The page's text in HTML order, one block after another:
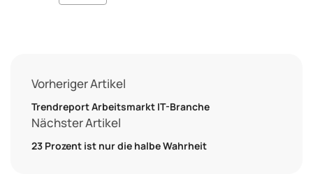
Vorheriger Artikel
Trendreport Arbeitsmarkt IT-Branche
Nächster Artikel
23 Prozent ist nur die halbe Wahrheit